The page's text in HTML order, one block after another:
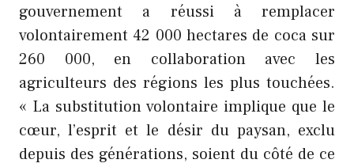
gouvernement a réussi à remplacer
volontairement 42 000 hectares de coca sur
260 000, en collaboration avec les
agriculteurs des régions les plus touchées.
« La substitution volontaire implique que le
cœur, l’esprit et le désir du paysan, exclu
depuis des générations, soient du côté de ce